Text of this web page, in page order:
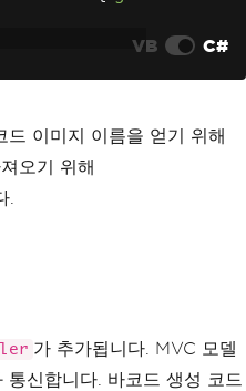
VB C#
드 이미지 이름을 얻기 위해
오기 위해
.
가 추가됩니다. MVC 모델
통신합니다. 바코드 생성 코드